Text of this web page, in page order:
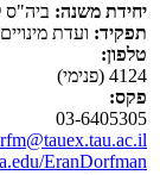
יחידת משנה: ביה"ס
תפקיד: ועדת
טלפון:
4124 (פנימי)
פקס:
03-6405305
EranDorfman